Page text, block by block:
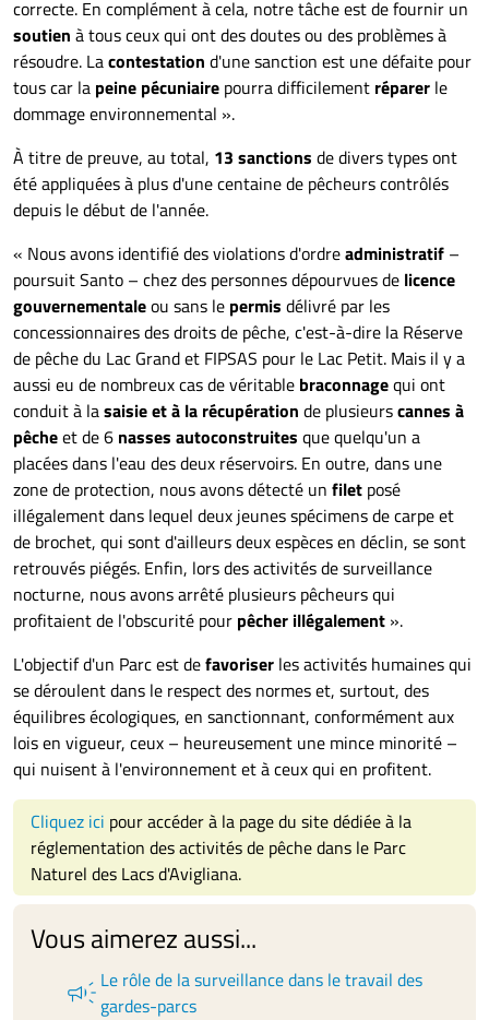
correcte. En complément à cela, notre tâche est de fournir un
soutien à tous ceux qui ont des doutes ou des problèmes à
résoudre. Lacontestation d'une sanction est une défaite pour
tous car la peine pécuniaire pourra difficilement réparer le
dommage environnemental ».
À titre de preuve, au total, 13 sanctions de divers types ont
été appliquées à plus d'une centaine de pêcheurs contrôlés
depuis le début de l'année.
« Nous avons identifié des violations d'ordreadministratif –
poursuit Santo – chez des personnes dépourvues de licence
gouvernementaleou sans le permis délivré par les
concessionnaires des droits de pêche, c'est-à-dire la Réserve
de pêche du Lac Grand et FIPSAS pour le Lac Petit. Mais il y a
aussi eu de nombreux cas de véritable braconnagequi ont
conduit à lasaisie et à la récupération de plusieurscannes à
pêcheet de 6 nasses autoconstruites que quelqu'un a
placées dans l'eau des deux réservoirs. En outre, dans une
zone de protection, nous avons détecté un filet posé
illégalement dans lequel deux jeunes spécimens de carpe et
de brochet, qui sont d'ailleurs deux espèces en déclin, se sont
retrouvés piégés. Enfin, lors des activités de surveillance
nocturne, nous avons arrêté plusieurs pêcheurs qui
profitaient de l'obscurité pour pêcher illégalement ».
L'objectif d'un Parc est defavoriser les activités humaines qui
se déroulent dans le respect des normes et, surtout, des
équilibres écologiques, en sanctionnant, conformément aux
lois en vigueur, ceux – heureusement une mince minorité –
qui nuisent à l'environnement et à ceux qui en profitent.
Cliquez ici pour accéder à la page du site dédiée à la
réglementation des activités de pêche dans le Parc
Naturel des Lacs d'Avigliana.
Vous aimerez aussi...
campaign Le rôle de la surveillance dans le travail des
gardes-parcs